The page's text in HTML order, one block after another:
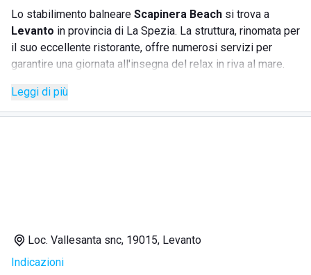
Lo stabilimento balneare Scapinera Beach si trova a
Levanto in provincia di La Spezia. La struttura, rinomata per
il suo eccellente ristorante, offre numerosi servizi per
garantire una giornata all'insegna del relax in riva al mare.
SERVIZI
ristorante, noto per i suoi piatti gustosi e genuini.
DOVE SI TROVA SCAPINERA BEACH
Leggi di più
Loc. Vallesanta snc, 19015, Levanto
Indicazioni